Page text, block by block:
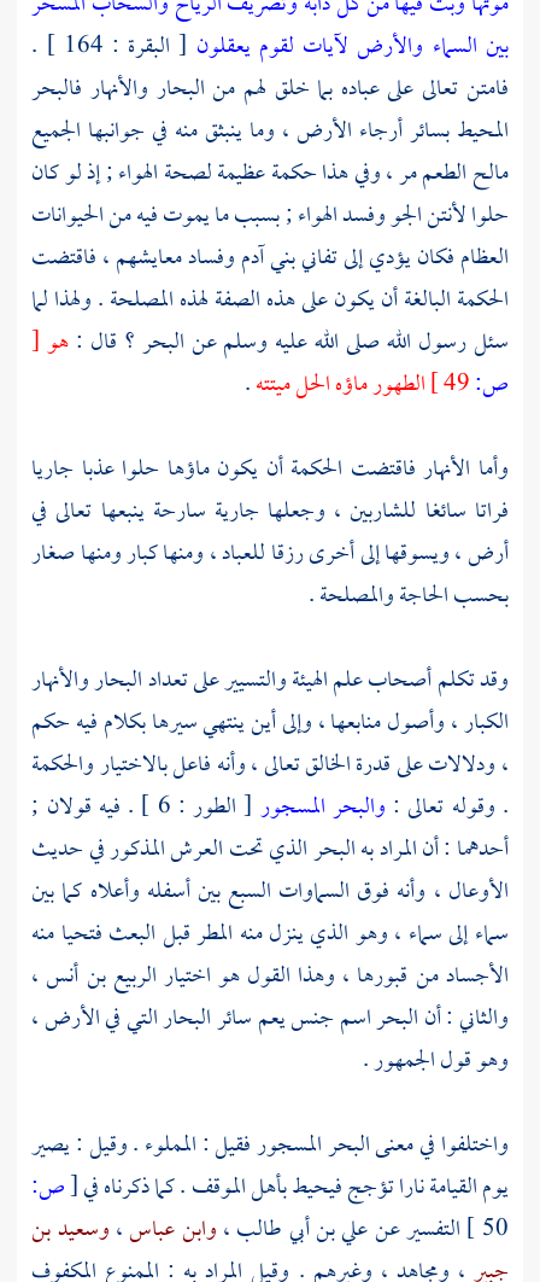
بين السماء والأرض لآيات لقوم يعقلون
[ البقرة : 164 ] .
فامتن تعالى على عباده بما خلق لهم من البحار والأنهار فالبحر
المحيط بسائر أرجاء الأرض ، وما ينبثق منه في جوانبها الجميع
مالح الطعم مر ، وفي هذا حكمة عظيمة لصحة الهواء ; إذ لو كان
حلوا لأنتن الجو وفسد الهواء ; بسبب ما يموت فيه من الحيوانات
العظام فكان يؤدي إلى تفاني بني آدم وفساد معايشهم ، فاقتضت
الحكمة البالغة أن يكون على هذه الصفة لهذه المصلحة . ولهذا لما
سئل رسول الله صلى الله عليه وسلم عن البحر ؟ قال :هو[
ص:
الطهور ماؤه الحل ميتته.
وأما الأنهار فاقتضت الحكمة أن يكون ماؤها حلوا عذبا جاريا
فراتا سائغا للشاربين ، وجعلها جارية سارحة ينبعها تعالى في
أرض ، ويسوقها إلى أخرى رزقا للعباد ، ومنها كبار ومنها صغار
بحسب الحاجة والمصلحة .
وقد تكلم أصحاب علم الهيئة والتسيير على تعداد البحار والأنهار
الكبار ، وأصول منابعها ، وإلى أين ينتهي سيرها بكلام فيه حكم
، ودلالات على قدرة الخالق تعالى ، وأنه فاعل بالاختيار والحكمة
. وقوله تعالى : والبحر المسجور
[ الطور : 6 ] . فيه قولان ;
أحدهما : أن المراد به البحر الذي تحت العرش المذكور في حديث
الأوعال ، وأنه فوق السماوات السبع بين أسفله وأعلاه كما بين
سماء إلى سماء ، وهو الذي ينزل منه المطر قبل البعث فتحيا منه
الأجساد من قبورها ، وهذا القول هو اختيارالربيع بن أنس،
والثاني : أن البحر اسم جنس يعم سائر البحار التي في الأرض ،
وهو قول الجمهور .
واختلفوا في معنى البحر المسجور فقيل : المملوء . وقيل : يصير
يوم القيامة نارا تؤجج فيحيط بأهل الموقف . كما ذكرناه في[ص:
50 ] التفسير عنعلي بن أبي طالب،وابن عباس،وسعيد بن
جبير ، ومجاهد ، وغيرهم . وقيل المراد به : الممنوع المكفوف